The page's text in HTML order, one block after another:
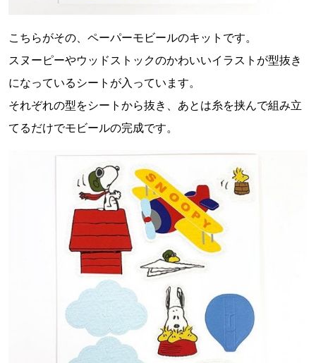
こちらがその、ペーパーモビールのキットです。
スヌーピーやウッドストックのかわいいイラストが型抜き
になっているシートが入っています。
それぞれの型をシートから抜き、あとは糸を挟んで組み立
てるだけでモビールの完成です。